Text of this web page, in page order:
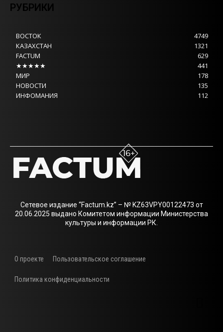
РУБРИКИ
ВОСТОК
4749
КАЗАХСТАН
1321
FACTUM
629
★★★★★
441
МИР
178
НОВОСТИ
135
ИНФОМАНИЯ
112
Сетевое издание “Factum.kz” – № KZ63VPY00122473 от
20.06.2025 выдано Комитетом информации Министерства
культуры и информации РК.
О проекте Пользовательское соглашение
Политика конфиденциальности